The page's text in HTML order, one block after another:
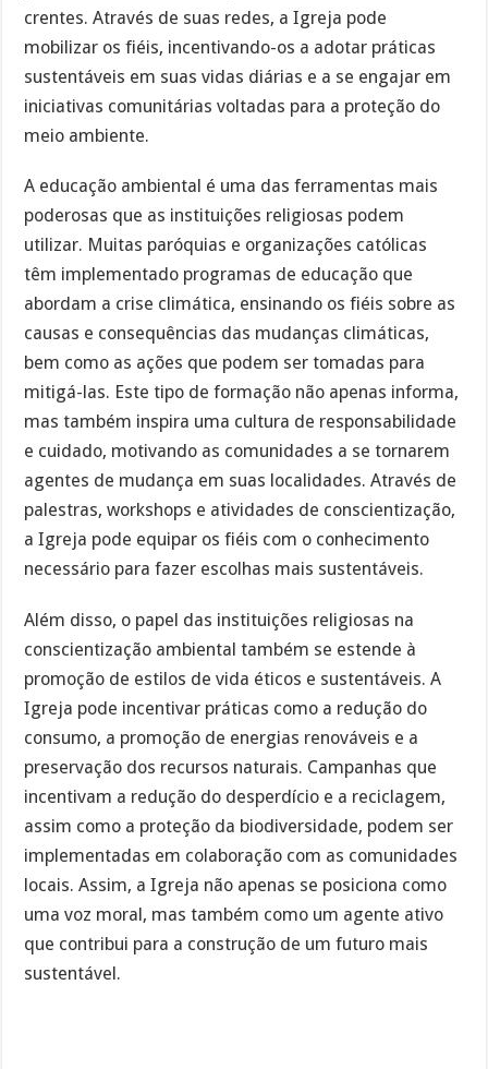
crentes. Através de suas redes, a Igreja pode
mobilizar os fiéis, incentivando-os a adotar práticas
sustentáveis em suas vidas diárias e a se engajar em
iniciativas comunitárias voltadas para a proteção do
meio ambiente.
A educação ambiental é uma das ferramentas mais
poderosas que as instituições religiosas podem
utilizar. Muitas paróquias e organizações católicas
têm implementado programas de educação que
abordam a crise climática, ensinando os fiéis sobre as
causas e consequências das mudanças climáticas,
bem como as ações que podem ser tomadas para
mitigá-las. Este tipo de formação não apenas informa,
mas também inspira uma cultura de responsabilidade
e cuidado, motivando as comunidades a se tornarem
agentes de mudança em suas localidades. Através de
palestras, workshops e atividades de conscientização,
a Igreja pode equipar os fiéis com o conhecimento
necessário para fazer escolhas mais sustentáveis.
Além disso, o papel das instituições religiosas na
conscientização ambiental também se estende à
promoção de estilos de vida éticos e sustentáveis. A
Igreja pode incentivar práticas como a redução do
consumo, a promoção de energias renováveis e a
preservação dos recursos naturais. Campanhas que
incentivam a redução do desperdício e a reciclagem,
assim como a proteção da biodiversidade, podem ser
implementadas em colaboração com as comunidades
locais. Assim, a Igreja não apenas se posiciona como
uma voz moral, mas também como um agente ativo
que contribui para a construção de um futuro mais
sustentável.